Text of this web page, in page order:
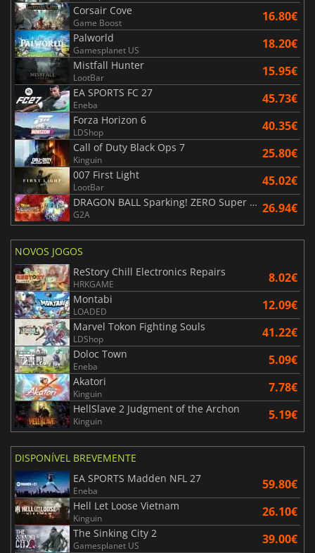
Corsair Cove
Game Boost 16.80€
Palworld
Gamesplanet US 18.20€
Mistfall Hunter
LootBar 15.95€
EA SPORTS FC 27
Eneba 45.73€
Forza Horizon 6
LDShop 40.35€
Call of Duty Black Ops 7
Kinguin 25.80€
007 First Light
LootBar 45.02€
DRAGON BALL Sparking! ZERO Super Limit Breaking NEO
G2A 26.94€
NOVOS JOGOS
ReStory Chill Electronics Repairs
HRKGAME 8.02€
Montabi
LOADED 12.09€
Marvel Tokon Fighting Souls
LDShop 41.22€
Doloc Town
Eneba 5.09€
Akatori
Kinguin 7.78€
HellSlave 2 Judgment of the Archon
Kinguin 5.19€
DISPONÍVEL BREVEMENTE
EA SPORTS Madden NFL 27
Eneba 59.80€
Hell Let Loose Vietnam
Kinguin 26.10€
The Sinking City 2
Gamesplanet US 39.00€